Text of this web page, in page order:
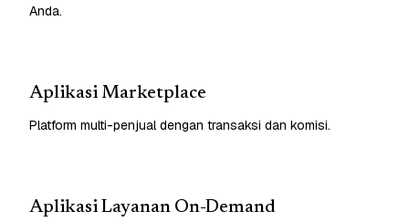
Anda.
Aplikasi Marketplace
Platform multi-penjual dengan transaksi dan komisi.
Aplikasi Layanan On-Demand